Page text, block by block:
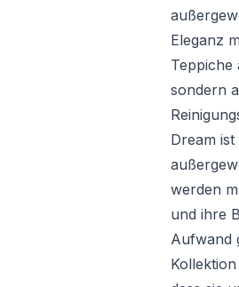
Eleganz
Teppiche
sondern
Dream
werden
und ihre
Aufwand